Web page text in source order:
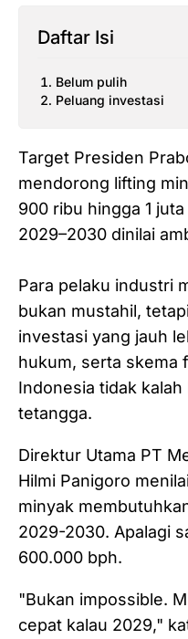
Daftar Isi
Belum pulih
Peluang investasi
Target Presiden
mendorong lifting
900 ribu hingga 1
2029–2030 dinilai
Para pelaku industri
bukan mustahil,
investasi yang jauh
hukum, serta skema
Indonesia tidak
tetangga.
Direktur Utama PT
Hilmi Panigoro
minyak
2029-2030. Apalagi
600.000 bph.
"Bukan impossible.
cepat kalau 2029,"